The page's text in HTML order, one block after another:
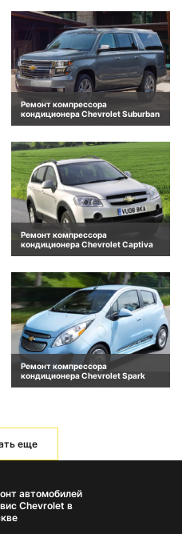
Ремонт компрессора
кондиционера Chevrolet Suburban
Ремонт компрессора
кондиционера Chevrolet Captiva
Ремонт компрессора
кондиционера Chevrolet Spark
еще
автомобилей
Chevrolet в